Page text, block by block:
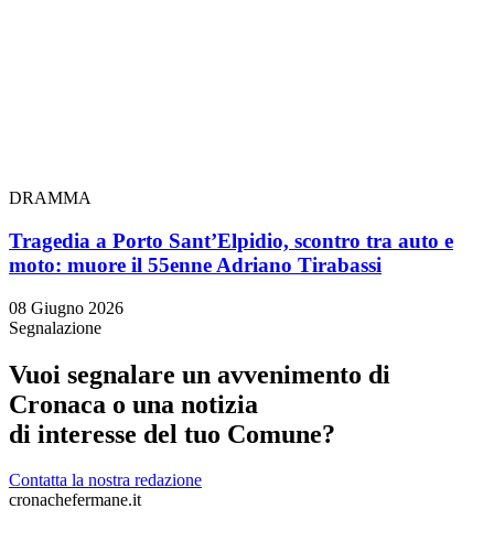
DRAMMA
Tragedia a Porto Sant’Elpidio, scontro tra auto e
moto: muore il 55enne Adriano Tirabassi
08 Giugno 2026
Segnalazione
Vuoi segnalare un avvenimento di
Cronaca o una notizia
di interesse del tuo Comune?
Contatta la nostra redazione
cronachefermane.it